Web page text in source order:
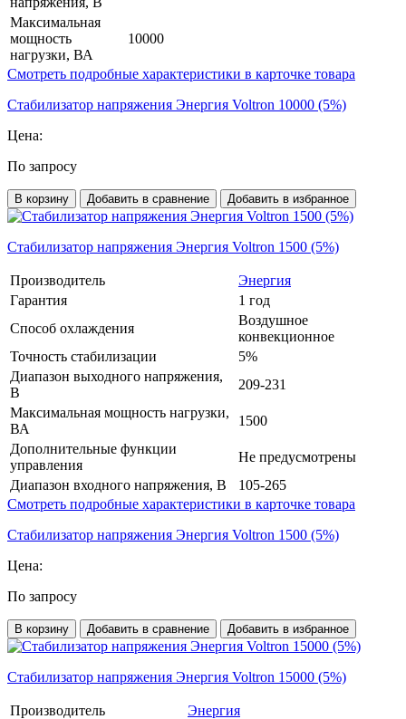
Максимальная
мощность
нагрузки, ВА
10000
Смотреть подробные характеристики в карточке товара
Стабилизатор напряжения Энергия Voltron 10000 (5%)
Цена:
По запросу
В корзину Добавить в сравнение Добавить в избранное
Стабилизатор напряжения Энергия Voltron 1500 (5%)
Производитель
Энергия
Гарантия
1 год
Способ охлаждения
Воздушное
конвекционное
Точность стабилизации
5%
Диапазон выходного напряжения,
В
209-231
Максимальная мощность нагрузки,
ВА
1500
Дополнительные функции
управления
Не предусмотрены
Диапазон входного напряжения, В
105-265
Смотреть подробные характеристики в карточке товара
Стабилизатор напряжения Энергия Voltron 1500 (5%)
Цена:
По запросу
В корзину Добавить в сравнение Добавить в избранное
Стабилизатор напряжения Энергия Voltron 15000 (5%)
Производитель
Энергия